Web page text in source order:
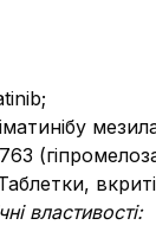
властивості: